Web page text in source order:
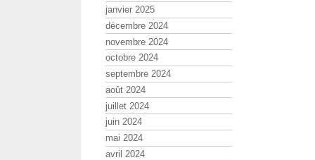
janvier 2025
décembre 2024
novembre 2024
octobre 2024
septembre 2024
août 2024
juillet 2024
juin 2024
mai 2024
avril 2024